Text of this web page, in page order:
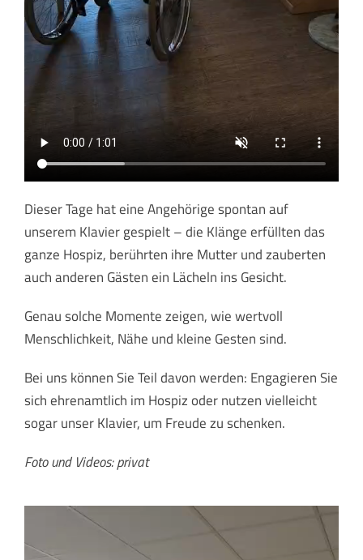
Dieser Tage hat eine Angehörige spontan auf
unserem Klavier gespielt – die Klänge erfüllten das
ganze Hospiz, berührten ihre Mutter und zauberten
auch anderen Gästen ein Lächeln ins Gesicht.
Genau solche Momente zeigen, wie wertvoll
Menschlichkeit, Nähe und kleine Gesten sind.
Bei uns können Sie Teil davon werden: Engagieren Sie
sich ehrenamtlich im Hospiz oder nutzen vielleicht
sogar unser Klavier, um Freude zu schenken.
Foto und Videos: privat